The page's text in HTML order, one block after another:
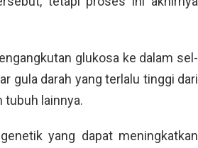
glukosa ke dalam sel-
gula darah yang terlalu tinggi dari
lainnya.
yang dapat meningkatkan